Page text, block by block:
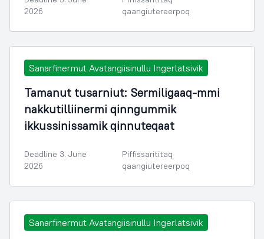
2026
qaangiutereerpoq
Sanarfinermut Avatangiisinullu Ingerlatsivik
Tamanut tusarniut: Sermiligaaq-mmi
nakkutilliinermi qinngummik
ikkussinissamik qinnuteqaat
Deadline 3. June
2026
Piffissarititaq
qaangiutereerpoq
Sanarfinermut Avatangiisinullu Ingerlatsivik